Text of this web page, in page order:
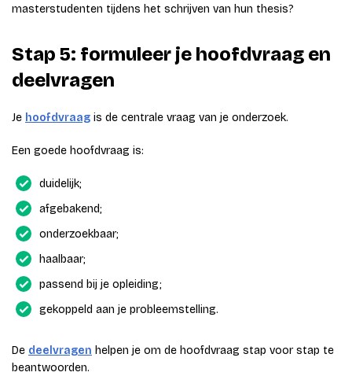
masterstudenten tijdens het schrijven van hun thesis?
Stap 5: formuleer je hoofdvraag en
deelvragen
Je hoofdvraag is de centrale vraag van je onderzoek.
Een goede hoofdvraag is:
duidelijk;
afgebakend;
onderzoekbaar;
haalbaar;
passend bij je opleiding;
gekoppeld aan je probleemstelling.
De deelvragen helpen je om de hoofdvraag stap voor stap te
beantwoorden.